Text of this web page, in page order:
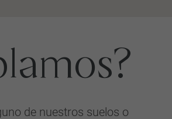
de nuestros suelos o